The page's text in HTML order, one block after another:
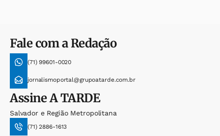
Fale com a Redação
(71) 99601-0020
jornalismoportal@grupoatarde.com.br
AssineA TARDE
Salvador e Região Metropolitana
(71) 2886-1613